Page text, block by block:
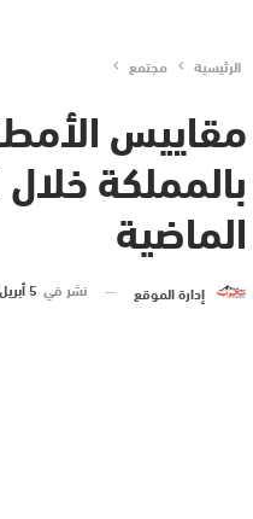
الرئيسية مجتمع
مقاييس
الماضية
إدارة الموقع نشر في 5 أبريل 2023 الساعة 13 و 11 دقيقة